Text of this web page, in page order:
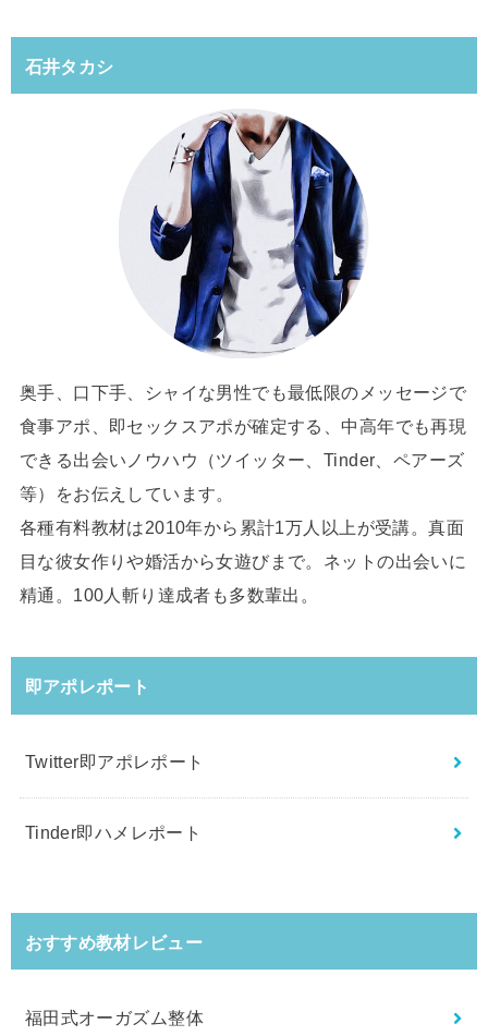
石井タカシ
奥手、口下手、シャイな男性でも最低限のメッセージで
食事アポ、即セックスアポが確定する、中高年でも再現
できる出会いノウハウ（ツイッター、Tinder、ペアーズ
等）をお伝えしています。
各種有料教材は2010年から累計1万人以上が受講。真面
目な彼女作りや婚活から女遊びまで。ネットの出会いに
精通。100人斬り達成者も多数輩出。
即アポレポート
Twitter即アポレポート
Tinder即ハメレポート
おすすめ教材レビュー
福田式オーガズム整体